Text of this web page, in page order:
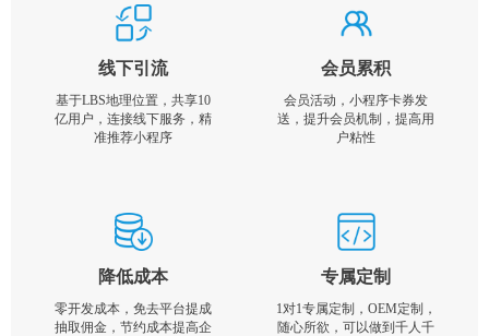
线下引流
基于LBS地理位置，共享10
亿用户，连接线下服务，精
准推荐小程序
会员累积
会员活动，小程序卡券发
送，提升会员机制，提高用
户粘性
降低成本
零开发成本，免去平台提成
抽取佣金，节约成本提高企
专属定制
1对1专属定制，OEM定制，
随心所欲，可以做到千人千